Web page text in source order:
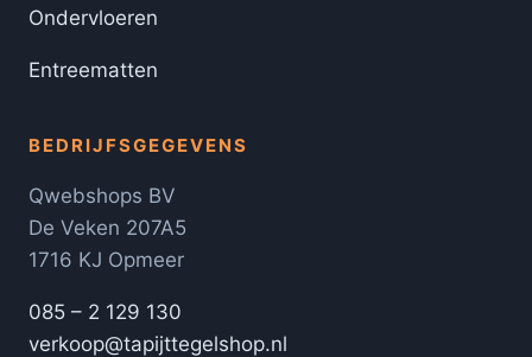
Ondervloeren
Entreematten
BEDRIJFSGEGEVENS
Qwebshops BV
De Veken 207A5
1716 KJ Opmeer
085 – 2 129 130
verkoop@tapijttegelshop.nl